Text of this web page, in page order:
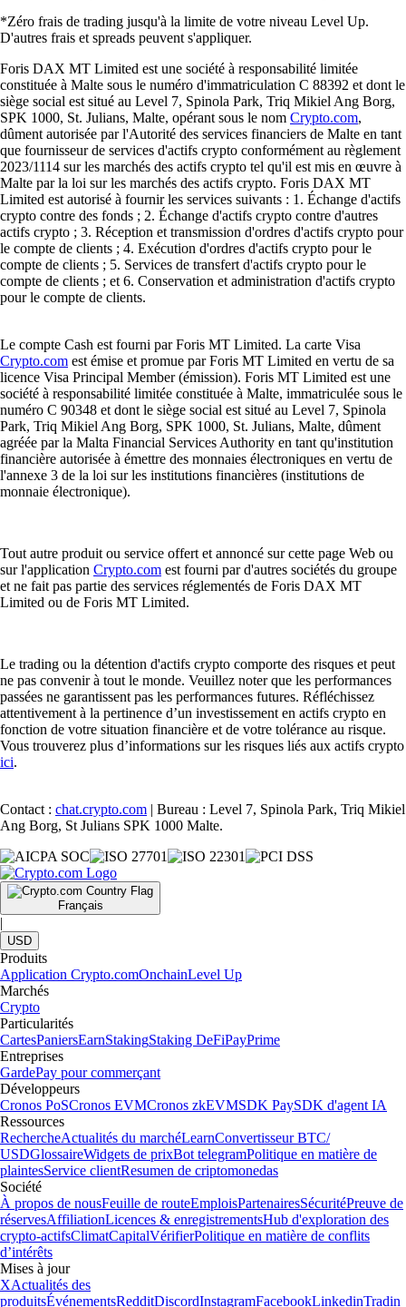
*Zéro frais de trading jusqu'à la limite de votre niveau Level Up.
D'autres frais et spreads peuvent s'appliquer.
Foris DAX MT Limited est une société à responsabilité limitée
constituée à Malte sous le numéro d'immatriculation C 88392 et dont le
siège social est situé au Level 7, Spinola Park, Triq Mikiel Ang Borg,
SPK 1000, St. Julians, Malte, opérant sous le nom Crypto.com,
dûment autorisée par l'Autorité des services financiers de Malte en tant
que fournisseur de services d'actifs crypto conformément au règlement
2023/1114 sur les marchés des actifs crypto tel qu'il est mis en œuvre à
Malte par la loi sur les marchés des actifs crypto. Foris DAX MT
Limited est autorisé à fournir les services suivants : 1. Échange d'actifs
crypto contre des fonds ; 2. Échange d'actifs crypto contre d'autres
actifs crypto ; 3. Réception et transmission d'ordres d'actifs crypto pour
le compte de clients ; 4. Exécution d'ordres d'actifs crypto pour le
compte de clients ; 5. Services de transfert d'actifs crypto pour le
compte de clients ; et 6. Conservation et administration d'actifs crypto
pour le compte de clients.
Le compte Cash est fourni par Foris MT Limited. La carte Visa
Crypto.com est émise et promue par Foris MT Limited en vertu de sa
licence Visa Principal Member (émission). Foris MT Limited est une
société à responsabilité limitée constituée à Malte, immatriculée sous le
numéro C 90348 et dont le siège social est situé au Level 7, Spinola
Park, Triq Mikiel Ang Borg, SPK 1000, St. Julians, Malte, dûment
agréée par la Malta Financial Services Authority en tant qu'institution
financière autorisée à émettre des monnaies électroniques en vertu de
l'annexe 3 de la loi sur les institutions financières (institutions de
monnaie électronique).
Tout autre produit ou service offert et annoncé sur cette page Web ou
sur l'application Crypto.com est fourni par d'autres sociétés du groupe
et ne fait pas partie des services réglementés de Foris DAX MT
Limited ou de Foris MT Limited.
Le trading ou la détention d'actifs crypto comporte des risques et peut
ne pas convenir à tout le monde. Veuillez noter que les performances
passées ne garantissent pas les performances futures. Réfléchissez
attentivement à la pertinence d’un investissement en actifs crypto en
fonction de votre situation financière et de votre tolérance au risque.
Vous trouverez plus d’informations sur les risques liés aux actifs crypto
ici.
Contact : chat.crypto.com | Bureau : Level 7, Spinola Park, Triq Mikiel
Ang Borg, St Julians SPK 1000 Malte.
Français
|
USD
Produits
Application Crypto.comOnchainLevel Up
Marchés
Crypto
Particularités
CartesPaniersEarnStakingStaking DeFiPayPrime
Entreprises
GardePay pour commerçant
Développeurs
Cronos PoSCronos EVMCronos zkEVMSDK PaySDK d'agent IA
Ressources
RechercheActualités du marchéLearnConvertisseur BTC/
USDGlossaireWidgets de prixBot telegramPolitique en matière de
plaintesService clientResumen de criptomonedas
Société
À propos de nousFeuille de routeEmploisPartenairesSécuritéPreuve de
réservesAffiliationLicences & enregistrementsHub d'exploration des
crypto-actifsClimatCapitalVérifierPolitique en matière de conflits
d’intérêts
Mises à jour
XActualités des
produitsÉvénementsRedditDiscordInstagramFacebookLinkedinTradin